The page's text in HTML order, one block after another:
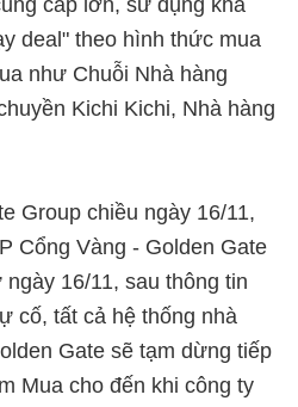
cấp lớn, sử dụng khá
deal" theo hình thức mua
như Chuỗi Nhà hàng
Kichi Kichi, Nhà hàng
Group chiều ngày 16/11,
Cổng Vàng - Golden Gate
16/11, sau thông tin
cố, tất cả hệ thống nhà
Gate sẽ tạm dừng tiếp
Mua cho đến khi công ty